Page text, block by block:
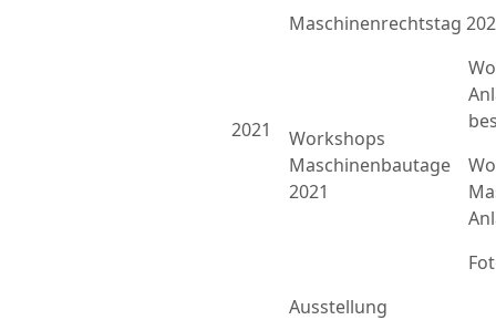
2021
Maschinenrechtstag
Workshops
Maschinenbautage
2021
Ausstellung